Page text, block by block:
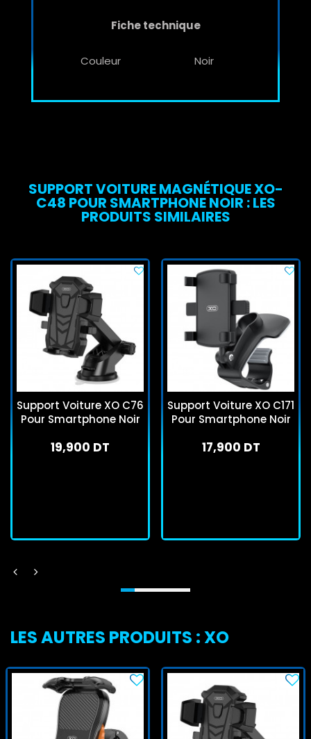
Fiche technique
Couleur Noir
SUPPORT VOITURE MAGNÉTIQUE XO-
C48 POUR SMARTPHONE NOIR : LES
PRODUITS SIMILAIRES
Support Voiture XO C76
Pour Smartphone Noir
19,900 DT
Support Voiture XO C171
Pour Smartphone Noir
17,900 DT
LES AUTRES PRODUITS : XO